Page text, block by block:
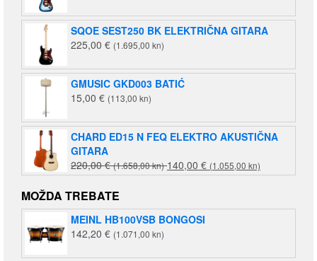
SQOE SEST250 BK ELEKTRIČNA GITARA
225,00 € (1.695,00 kn)
GMUSIC GKD003 BATIĆ
15,00 € (113,00 kn)
CHARD ED15 N FEQ ELEKTRO AKUSTIČNA
GITARA
220,00€ (1.658,00 kn)Izvorna
cijena
je:
220,00 €
140,00 € (1.055,00 kn)
cijena
140,00 €
MOŽDA TREBATE
MEINL HB100VSB BONGOSI
142,20 € (1.071,00 kn)